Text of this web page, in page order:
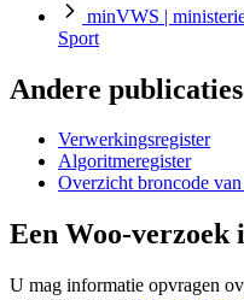
minVWS |
Sport
Andere publicaties
Verwerkingsregister
Algoritmeregister
Overzicht broncode
Een Woo-verzoek
U mag informatie opvragen